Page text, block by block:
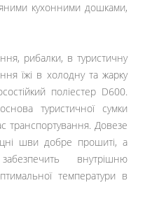
кухонними дошками,
рибалки, в туристичну
їжі в холодну та жарку
поліестер D600.
туристичної сумки
транспортування. Довезе
шви добре прошиті, а
внутрішню
температури в